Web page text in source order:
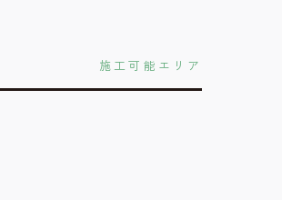
施工可能エリア